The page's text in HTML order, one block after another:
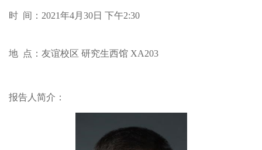
时 间：2021年4月30日 下午2:30
地 点：友谊校区 研究生西馆 XA203
报告人简介：